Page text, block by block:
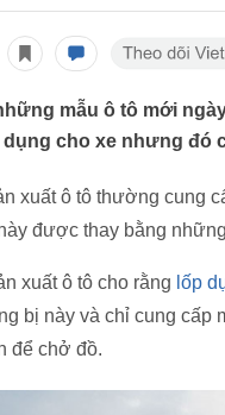
mẫu ô tô mới
cho xe nhưng đó
xuất ô tô thường cung
được thay bằng
xuất ô tô cho rằng lốp
bị này và chỉ cung
để chở đồ.